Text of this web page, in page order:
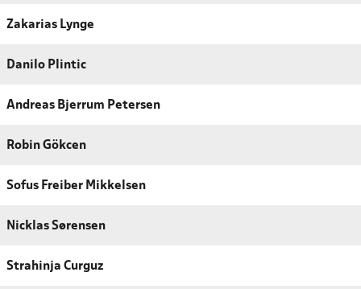
Zakarias Lynge
Danilo Plintic
Andreas Bjerrum Petersen
Robin Gökcen
Sofus Freiber Mikkelsen
Nicklas Sørensen
Strahinja Curguz